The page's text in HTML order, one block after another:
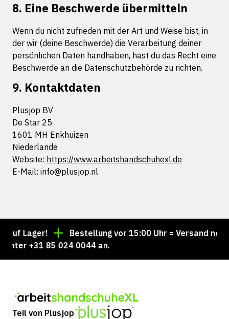
8. Eine Beschwerde übermitteln
Wenn du nicht zufrieden mit der Art und Weise bist, in
der wir (deine Beschwerde) die Verarbeitung deiner
persönlichen Daten handhaben, hast du das Recht eine
Beschwerde an die Datenschutzbehörde zu richten.
9. Kontaktdaten
Plusjop BV
De Star 25
1601 MH Enkhuizen
Niederlande
Website: https://www.arbeitshandschuhexl.de
E-Mail: info@plusjop.nl
Lager!
Bestellung vor 15:00 Uhr = Versand noch
+31 85 024 0044 an.
Teil von Plusjop